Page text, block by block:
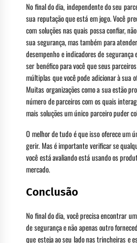
No final do dia, independente do seu
sua reputação que está em jogo. Você
com soluções nas quais possa confiar,
sua segurança, mas também para
desempenho e indicadores de segurança
ser benéfico para você que seus
múltiplas que você pode adicionar à sua
Muitas organizações como a sua estão
número de parceiros com os quais
mais soluções um único parceiro puder
O melhor de tudo é que isso oferece um
gerir. Mas é importante verificar se
você está avaliando está usando os
mercado.
Conclusão
No final do dia, você precisa encontrar
de segurança e não apenas outro
que esteja ao seu lado nas trincheiras e